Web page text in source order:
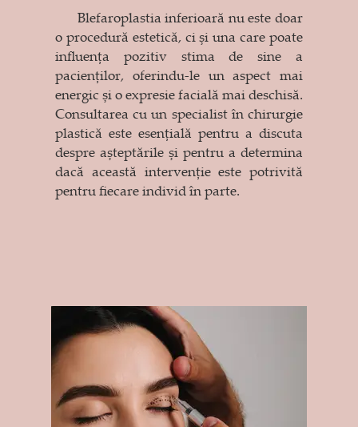
Blefaroplastia inferioară nu este doar
o procedură estetică, ci și una care poate
influența pozitiv stima de sine a
pacienților, oferindu-le un aspect mai
energic și o expresie facială mai deschisă.
Consultarea cu un specialist în chirurgie
plastică este esențială pentru a discuta
despre așteptările și pentru a determina
dacă această intervenție este potrivită
pentru fiecare individ în parte.